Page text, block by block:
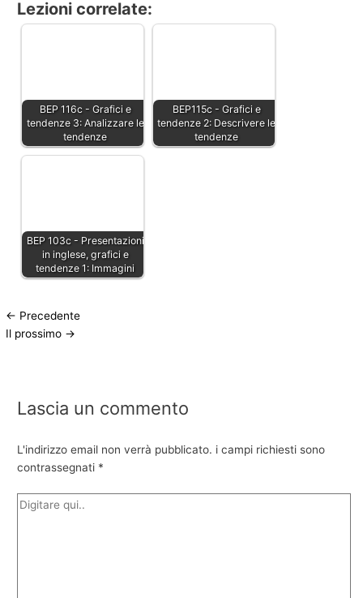
Lezioni correlate:
BEP 116c - Grafici e
tendenze 3: Analizzare le
tendenze
BEP115c - Grafici e
tendenze 2: Descrivere le
tendenze
BEP 103c - Presentazioni
in inglese, grafici e
tendenze 1: Immagini
← Precedente
Il prossimo →
Lascia un commento
L'indirizzo email non verrà pubblicato. i campi richiesti sono
contrassegnati *